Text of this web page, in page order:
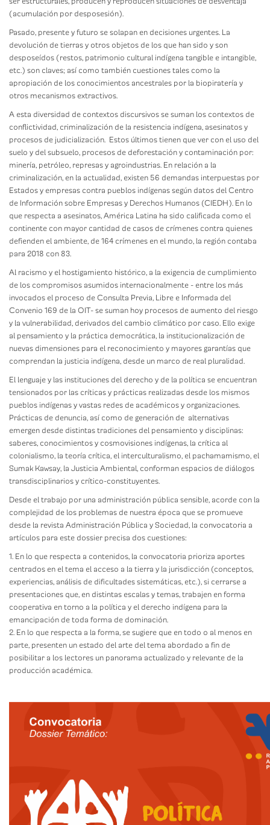
(acumulación por desposesión).
Pasado, presente y futuro se solapan en decisiones urgentes. La
devolución de tierras y otros objetos de los que han sido y son
desposeídos (restos, patrimonio cultural indígena tangible e intangible,
etc.) son claves; así como también cuestiones tales como la
apropiación de los conocimientos ancestrales por la biopiratería y
otros mecanismos extractivos.
A esta diversidad de contextos discursivos se suman los contextos de
conflictividad, criminalización de la resistencia indígena, asesinatos y
procesos de judicialización. Estos últimos tienen que ver con el uso del
suelo y del subsuelo, procesos de deforestación y contaminación por:
minería, petróleo, represas y agroindustrias. En relación a la
criminalización, en la actualidad, existen 56 demandas interpuestas por
Estados y empresas contra pueblos indígenas según datos del Centro
de Información sobre Empresas y Derechos Humanos (CIEDH). En lo
que respecta a asesinatos, América Latina ha sido calificada como el
continente con mayor cantidad de casos de crímenes contra quienes
defienden el ambiente, de 164 crímenes en el mundo, la región contaba
para 2018 con 83.
Al racismo y el hostigamiento histórico, a la exigencia de cumplimiento
de los compromisos asumidos internacionalmente - entre los más
invocados el proceso de Consulta Previa, Libre e Informada del
Convenio 169 de la OIT- se suman hoy procesos de aumento del riesgo
y la vulnerabilidad, derivados del cambio climático por caso. Ello exige
al pensamiento y la práctica democrática, la institucionalización de
nuevas dimensiones para el reconocimiento y mayores garantías que
comprendan la justicia indígena, desde un marco de real pluralidad.
El lenguaje y las instituciones del derecho y de la política se encuentran
tensionados por las críticas y prácticas realizadas desde los mismos
pueblos indígenas y vastas redes de académicos y organizaciones.
Prácticas de denuncia, así como de generación de alternativas
emergen desde distintas tradiciones del pensamiento y disciplinas:
saberes, conocimientos y cosmovisiones indígenas, la crítica al
colonialismo, la teoría crítica, el interculturalismo, el pachamamismo, el
Sumak Kawsay, la Justicia Ambiental, conforman espacios de diálogos
transdisciplinarios y crítico-constituyentes.
Desde el trabajo por una administración pública sensible, acorde con la
complejidad de los problemas de nuestra época que se promueve
desde la revista Administración Pública y Sociedad, la convocatoria a
artículos para este dossier precisa dos cuestiones:
1. En lo que respecta a contenidos, la convocatoria prioriza aportes
centrados en el tema el acceso a la tierra y la jurisdicción (conceptos,
experiencias, análisis de dificultades sistemáticas, etc.), si cerrarse a
presentaciones que, en distintas escalas y temas, trabajen en forma
cooperativa en torno a la política y el derecho indígena para la
emancipación de toda forma de dominación.
2. En lo que respecta a la forma, se sugiere que en todo o al menos en
parte, presenten un estado del arte del tema abordado a fin de
posibilitar a los lectores un panorama actualizado y relevante de la
producción académica.